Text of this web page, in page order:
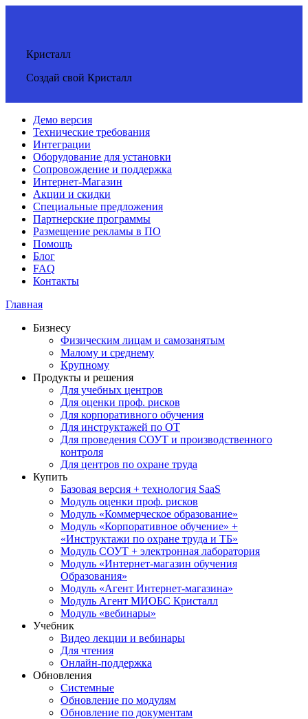
Кристалл
Создай свой Кристалл
Демо версия
Технические требования
Интеграции
Оборудование для установки
Сопровождение и поддержка
Интернет-Магазин
Акции и скидки
Специальные предложения
Партнерские программы
Размещение рекламы в ПО
Помощь
Блог
FAQ
Контакты
Главная
Бизнесу
Физическим лицам и самозанятым
Малому и среднему
Крупному
Продукты и решения
Для учебных центров
Для оценки проф. рисков
Для корпоративного обучения
Для инструктажей по ОТ
Для проведения СОУТ и производственного
контроля
Для центров по охране труда
Купить
Базовая версия + технология SaaS
Модуль оценки проф. рисков
Модуль «Коммерческое образование»
Модуль «Корпоративное обучение» +
«Инструктажи по охране труда и ТБ»
Модуль СОУТ + электронная лаборатория
Модуль «Интернет-магазин обучения
Образования»
Модуль «Агент Интернет-магазина»
Модуль Агент МИОБС Кристалл
Модуль «вебинары»
Учебник
Видео лекции и вебинары
Для чтения
Онлайн-поддержка
Обновления
Системные
Обновление по модулям
Обновление по документам